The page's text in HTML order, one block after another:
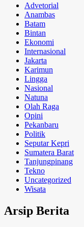
Advetorial
Anambas
Batam
Bintan
Ekonomi
Internasional
Jakarta
Karimun
Lingga
Nasional
Natuna
Olah Raga
Opini
Pekanbaru
Politik
Seputar Kepri
Sumatera Barat
Tanjungpinang
Tekno
Uncategorized
Wisata
Arsip Berita